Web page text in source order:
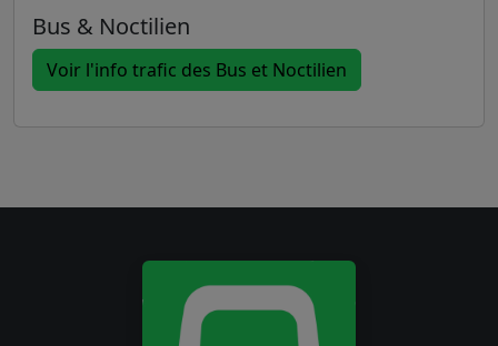
Bus & Noctilien
Voir l'info trafic des Bus et Noctilien